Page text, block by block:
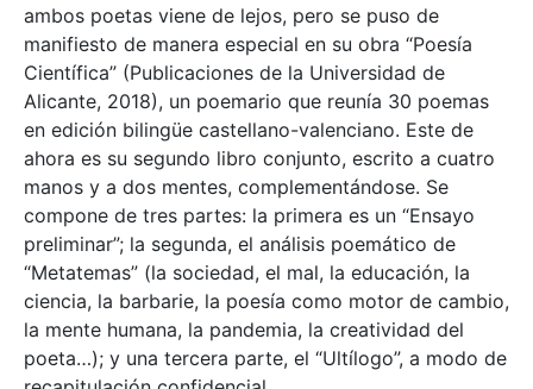
ambos poetas viene de lejos, pero se puso de
manifiesto de manera especial en su obra “Poesía
Científica” (Publicaciones de la Universidad de
Alicante, 2018), un poemario que reunía 30 poemas
en edición bilingüe castellano-valenciano. Este de
ahora es su segundo libro conjunto, escrito a cuatro
manos y a dos mentes, complementándose. Se
compone de tres partes: la primera es un “Ensayo
preliminar”; la segunda, el análisis poemático de
“Metatemas” (la sociedad, el mal, la educación, la
ciencia, la barbarie, la poesía como motor de cambio,
la mente humana, la pandemia, la creatividad del
poeta…); y una tercera parte, el “Ultílogo”, a modo de